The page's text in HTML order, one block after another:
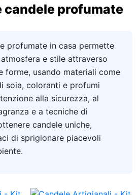
candele profumate
profumate in casa permette
e stile attraverso
forme, usando materiali come
soia, coloranti e profumi
alla sicurezza, al
e a tecniche di
candele uniche,
di sprigionare piacevoli